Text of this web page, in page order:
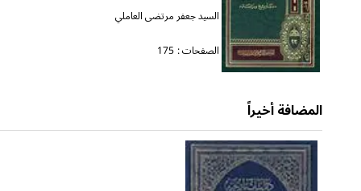
السيد جعفر مرتضى العاملي
الصفحات : 175
المضافة أخيراً